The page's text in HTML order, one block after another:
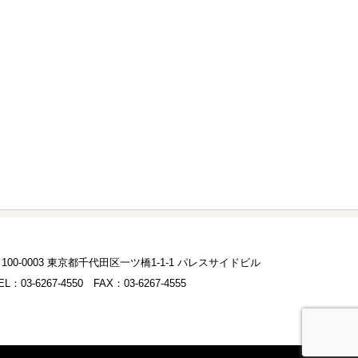
0003 東京都千代田区一ツ橋1-1-1 パレスサイドビル
：03-6267-4550 FAX：03-6267-4555